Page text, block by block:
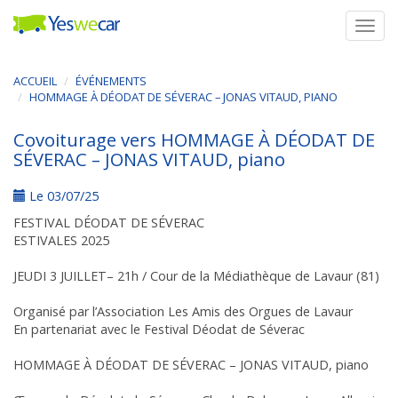
ACCUEIL
ÉVÉNEMENTS
HOMMAGE À DÉODAT DE SÉVERAC – JONAS VITAUD, PIANO
Covoiturage vers HOMMAGE À DÉODAT DE
SÉVERAC – JONAS VITAUD, piano
Le 03/07/25
FESTIVAL DÉODAT DE SÉVERAC
ESTIVALES 2025
JEUDI 3 JUILLET– 21h / Cour de la Médiathèque de Lavaur (81)
Organisé par l’Association Les Amis des Orgues de Lavaur
En partenariat avec le Festival Déodat de Séverac
HOMMAGE À DÉODAT DE SÉVERAC – JONAS VITAUD, piano